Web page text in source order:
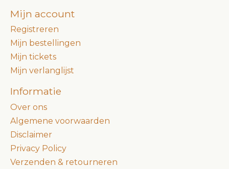
Mijn account
Registreren
Mijn bestellingen
Mijn tickets
Mijn verlanglijst
Informatie
Over ons
Algemene voorwaarden
Disclaimer
Privacy Policy
Verzenden & retourneren